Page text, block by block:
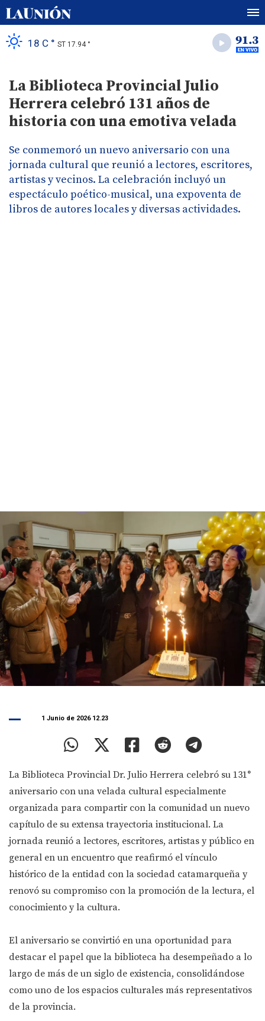
18 C ° ST 17.94 °
La Biblioteca Provincial Julio
Herrera celebró 131 años de
historia con una emotiva velada
Se conmemoró un nuevo aniversario con una
jornada cultural que reunió a lectores, escritores,
artistas y vecinos. La celebración incluyó un
espectáculo poético-musical, una expoventa de
libros de autores locales y diversas actividades.
1 Junio de 2026 12.23
La Biblioteca Provincial Dr. Julio Herrera celebró su 131°
aniversario con una velada cultural especialmente
organizada para compartir con la comunidad un nuevo
capítulo de su extensa trayectoria institucional. La
jornada reunió a lectores, escritores, artistas y público en
general en un encuentro que reafirmó el vínculo
histórico de la entidad con la sociedad catamarqueña y
renovó su compromiso con la promoción de la lectura, el
conocimiento y la cultura.
El aniversario se convirtió en una oportunidad para
destacar el papel que la biblioteca ha desempeñado a lo
largo de más de un siglo de existencia, consolidándose
como uno de los espacios culturales más representativos
de la provincia.